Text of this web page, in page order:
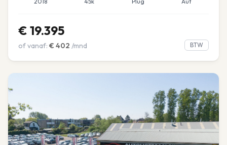
€ 19.395
of vanaf: € 402 /mnd BTW